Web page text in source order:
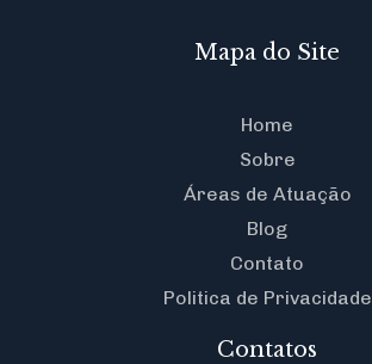
Mapa do Site
Home
Sobre
Áreas de Atuação
Blog
Contato
Politica de Privacidade
Contatos